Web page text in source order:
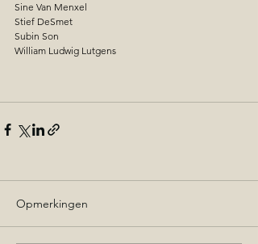
Sine Van Menxel
Stief DeSmet
Subin Son
William Ludwig Lutgens
Opmerkingen